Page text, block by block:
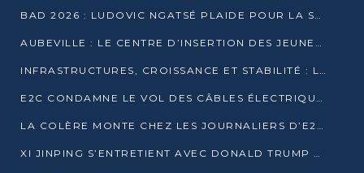
BAD 2026 : LUDOVIC NGATSÉ PLAIDE POUR LA SOUVERAINETÉ FINANCIÈRE AFRICAINE
AUBEVILLE : LE CENTRE D’INSERTION DES JEUNES PRÊT À OUVRIR SES PORTES
INFRASTRUCTURES, CROISSANCE ET STABILITÉ : LA GUINÉE AFFÛTE SES AMBITIONS
E2C CONDAMNE LE VOL DES CÂBLES ÉLECTRIQUES APRÈS UNE VIDÉO VIRALE
LA COLÈRE MONTE CHEZ LES JOURNALIERS D’E2C QUI DÉNONCENT 20 ANS DE PRÉCARITÉ
XI JINPING S’ENTRETIENT AVEC DONALD TRUMP À BEIJING